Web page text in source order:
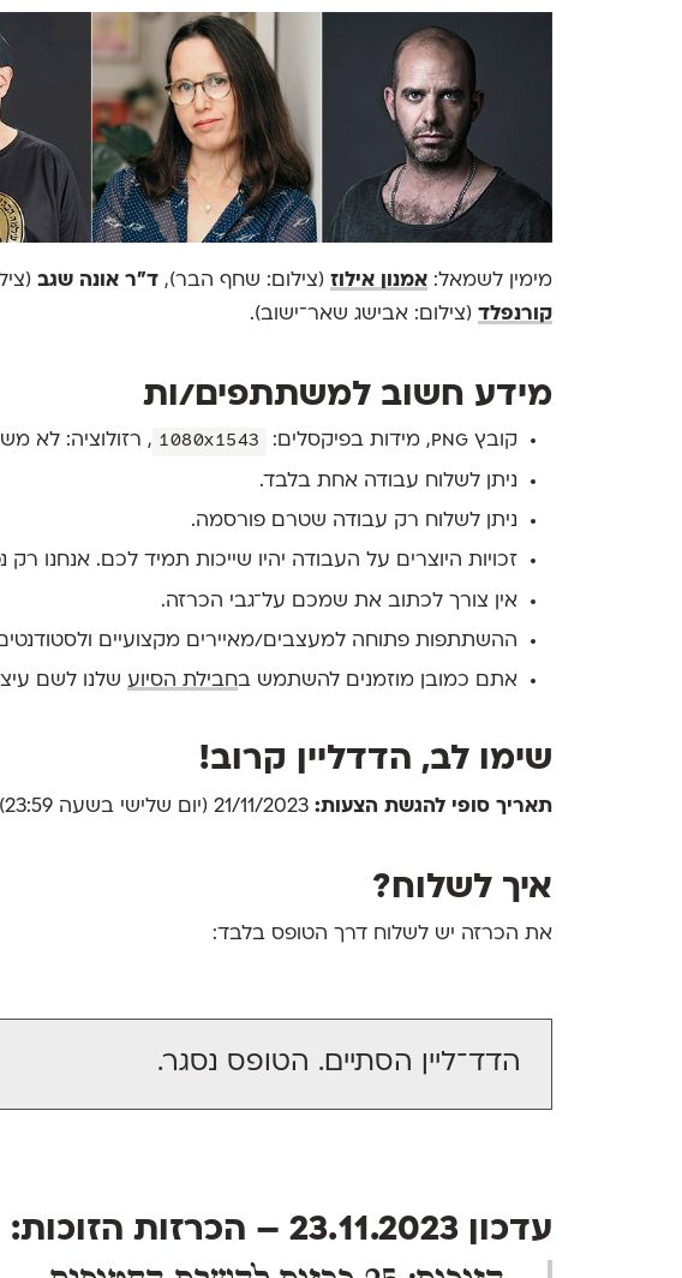
מימין לשמאל: אמנון אילוז(צילום: שחף הבר), ד״ר אונה שגב
קורנפלד(צילום: אבישג שאר־ישוב).
מידע חשוב למשתתפים/ות
קובץpng, מידות בפיקסלים: 1080x1543 , רזולוציה: לא
ניתן לשלוח עבודה אחת בלבד.
ניתן לשלוח רק עבודה שטרם פורסמה.
זכויות היוצרים על העבודה יהיו שייכות תמיד לכם. אנחנו
אין צורך לכתוב את שמכם על־גבי הכרזה.
ההשתתפות פתוחה למעצבים/מאיירים מקצועיים
אתם כמובן מוזמנים להשתמש בחבילת הסיוע שלנו לשם
שימו לב, הדדליין קרוב!
תאריך סופי להגשת הצעות: 21/11/2023 (יום שלישי בשעה 23:59)
איך לשלוח?
את הכרזה יש לשלוח דרך הטופס בלבד:
הדד־ליין הסתיים. הטופס נסגר.
עדכון 23.11.2023 – הכרזות הזוכות: